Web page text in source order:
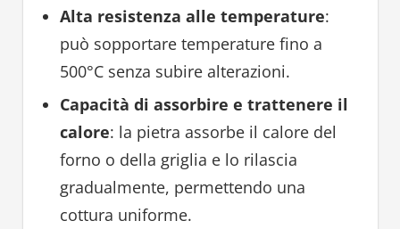
Alta resistenza alle temperature:
può sopportare temperature fino a
500°C senza subire alterazioni.
Capacità di assorbire e trattenere il
calore: la pietra assorbe il calore del
forno o della griglia e lo rilascia
gradualmente, permettendo una
cottura uniforme.